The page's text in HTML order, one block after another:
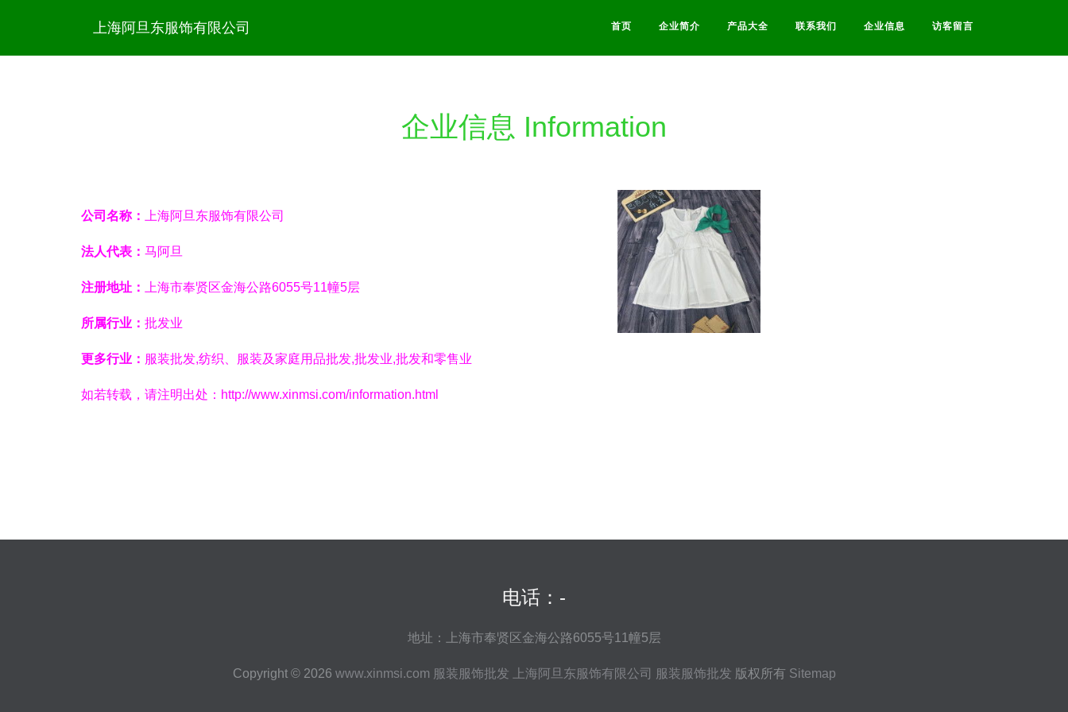
上海阿旦东服饰有限公司 首页 企业简介 产品大全 联系我们 企业信息 访客留言
企业信息 Information
公司名称： 上海阿旦东服饰有限公司
法人代表： 马阿旦
注册地址： 上海市奉贤区金海公路6055号11幢5层
所属行业： 批发业
更多行业： 服装批发,纺织、服装及家庭用品批发,批发业,批发和零售业
如若转载，请注明出处：http://www.xinmsi.com/information.html
电话：-
地址：上海市奉贤区金海公路6055号11幢5层
Copyright © 2026 www.xinmsi.com 服装服饰批发 上海阿旦东服饰有限公司 服装服饰批发 版权所有 Sitemap